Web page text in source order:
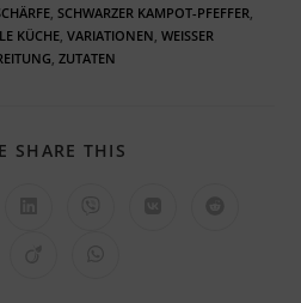
, SCHWARZER KAMPOT-PFEFFER,
KÜCHE, VARIATIONEN, WEISSER K
, ZUTATEN
SHARE THIS